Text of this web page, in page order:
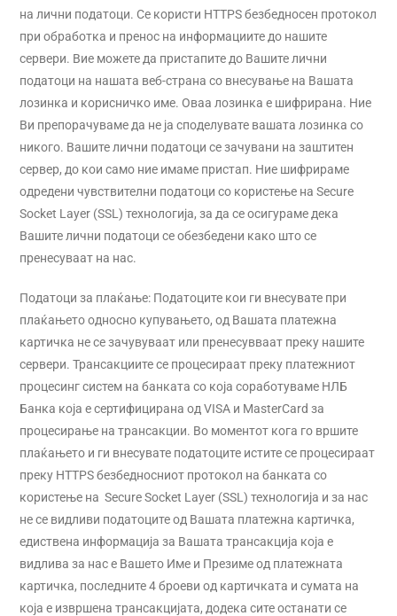
на лични податоци. Се користи HTTPS безбедносен протокол
при обработка и пренос на информациите до нашите
сервери. Вие можете да пристапите до Вашите лични
податоци на нашата веб-страна со внесување на Вашата
лозинка и корисничко име. Оваа лозинка е шифрирана. Ние
Ви препорачуваме да не ја споделувате вашата лозинка со
никого. Вашите лични податоци се зачувани на заштитен
сервер, до кои само ние имаме пристап. Ние шифрираме
одредени чувствителни податоци со користење на Secure
Socket Layer (SSL) технологија, за да се осигураме дека
Вашите лични податоци се обезбедени како што се
пренесуваат на нас.
Податоци за плаќање: Податоците кои ги внесувате при
плаќањето односно купувањето, од Вашата платежна
картичка не се зачувуваат или пренесувваат преку нашите
сервери. Трансакциите се процесираат преку платежниот
процесинг систем на банката со која соработуваме НЛБ
Банка која е сертифицирана од VISA и MasterCard за
процесирање на трансакции. Во моментот кога го вршите
плаќањето и ги внесувате податоците истите се процесираат
преку HTTPS безбедносниот протокол на банката со
користење на Secure Socket Layer (SSL) технологија и за нас
не се видливи податоците од Вашата платежна картичка,
едиствена информација за Вашата трансакција која е
видлива за нас е Вашето Име и Презиме од платежната
картичка, последните 4 броеви од картичката и сумата на
која е извршена трансакцијата, додека сите останати се